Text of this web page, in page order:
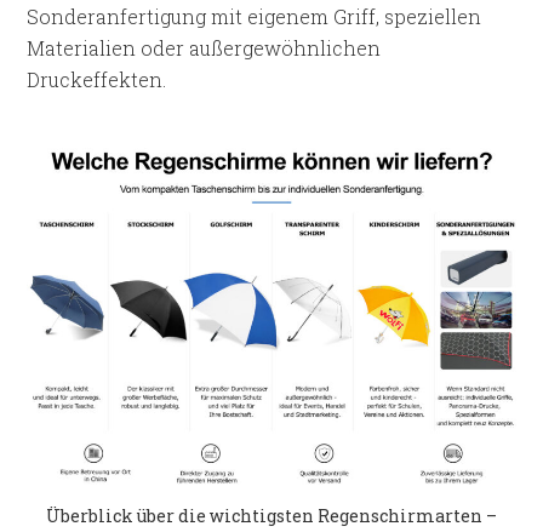
Sonderanfertigung mit eigenem Griff, speziellen
Materialien oder außergewöhnlichen
Druckeffekten.
Überblick über die wichtigsten Regenschirmarten –